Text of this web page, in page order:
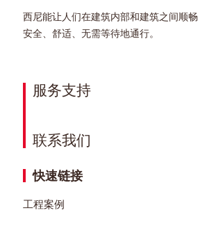
西尼能让人们在建筑内部和建筑之间顺畅
安全、舒适、无需等待地通行。
服务支持
联系我们
快速链接
工程案例